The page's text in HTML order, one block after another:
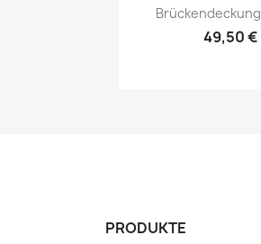

49,50 €
PRODUKTE